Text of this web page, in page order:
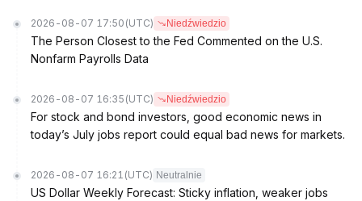
2026-08-07 17:50 (UTC) Niedźwiedzio
The Person Closest to the Fed Commented on the U.S.
Nonfarm Payrolls Data
2026-08-07 16:35 (UTC) Niedźwiedzio
For stock and bond investors, good economic news in
today’s July jobs report could equal bad news for markets.
2026-08-07 16:21 (UTC) Neutralnie
US Dollar Weekly Forecast: Sticky inflation, weaker jobs